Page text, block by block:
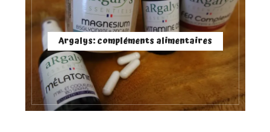
Argalys: compléments alimentaires